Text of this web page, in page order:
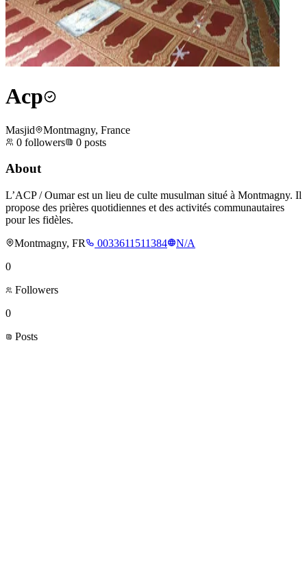
Acp
Masjid
Montmagny, France
0 followers 0 posts
About
L’ACP / Oumar est un lieu de culte musulman situé à Montmagny. Il
propose des prières quotidiennes et des activités communautaires
pour les fidèles.
Montmagny, FR
0033611511384
N/A
0
Followers
0
Posts